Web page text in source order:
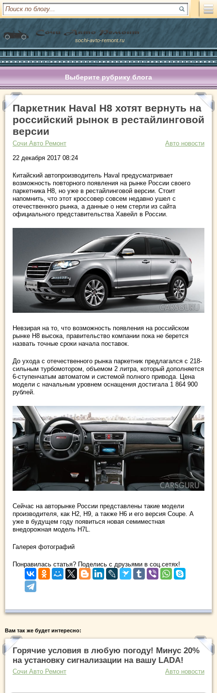
sochi-avto-remont.ru
Выберите рубрику блога
Паркетник Haval H8 хотят вернуть на
российский рынок в рестайлинговой
версии
Сочи Авто Ремонт
Авто новости
22 декабря 2017 08:24
Китайский автопроизводитель Haval предусматривает
возможность повторного появления на рынке России своего
паркетника H8, но уже в рестайлинговой версии. Стоит
напомнить, что этот кроссовер совсем недавно ушел с
отечественного рынка, а данные о нем стерли из сайта
официального представительства Хавейл в России.
Невзирая на то, что возможность появления на российском
рынке H8 высока, правительство компании пока не берется
назвать точные сроки начала поставок.
До ухода с отечественного рынка паркетник предлагался с 218-
сильным турбомотором, объемом 2 литра, который дополняется
6-ступенчатым автоматом и системой полного привода. Цена
модели с начальным уровнем оснащения достигала 1 864 900
рублей.
Сейчас на авторынке России представлены такие модели
производителя, как Н2, Н9, а также Н6 и его версия Coupe. А
уже в будущем году появиться новая семиместная
внедорожная модель H7L.
Галерея фотографий
Понравилась статья? Поделись с друзьями в соц.сетях!
Вам так же будет интересно:
Горячие условия в любую погоду! Минус 20%
на установку сигнализации на вашу LADA!
Сочи Авто Ремонт Авто новости